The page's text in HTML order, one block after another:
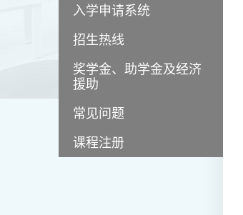
入学申请系统
招生热线
奖学金、助学金及经济
援助
常见问题
课程注册